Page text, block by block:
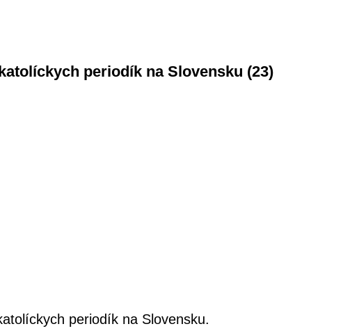
periodík na Slovensku (23)
periodík na Slovensku.